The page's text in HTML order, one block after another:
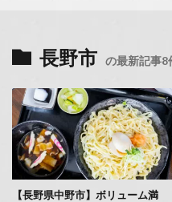
長野市 の最新記事8
【長野県中野市】ボリューム満